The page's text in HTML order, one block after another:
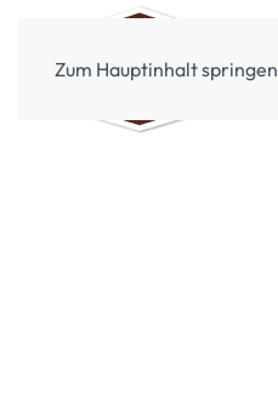
Zum Hauptinhalt springen